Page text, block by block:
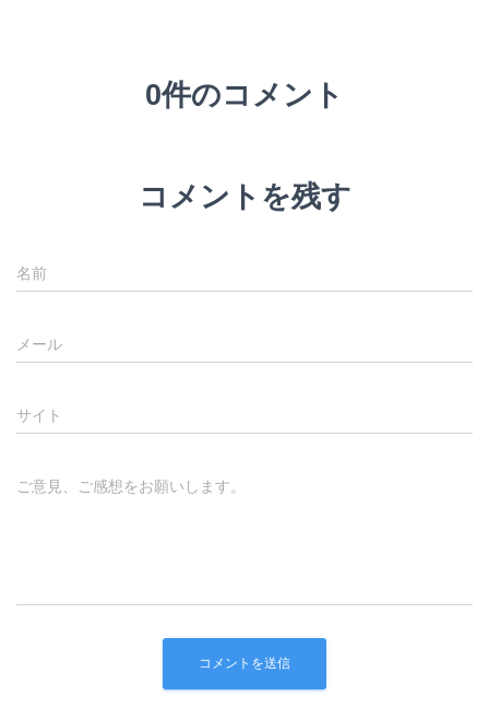
0件のコメント
コメントを残す
名前
メール
サイト
ご意見、ご感想をお願いします。